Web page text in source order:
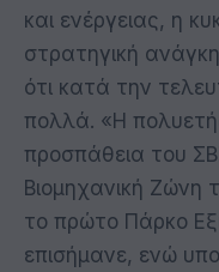
και ενέργειας, η
στρατηγική
ότι κατά την
πολλά. «Η
προσπάθεια του
Βιομηχανική Ζώνη
το πρώτο Πάρκο
επισήμανε, ενώ